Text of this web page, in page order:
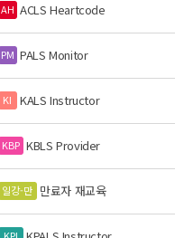
AH ACLS Heartcode
PM PALS Monitor
KI KALS Instructor
KBP KBLS Provider
일강-만 만료자 재교육
KPI